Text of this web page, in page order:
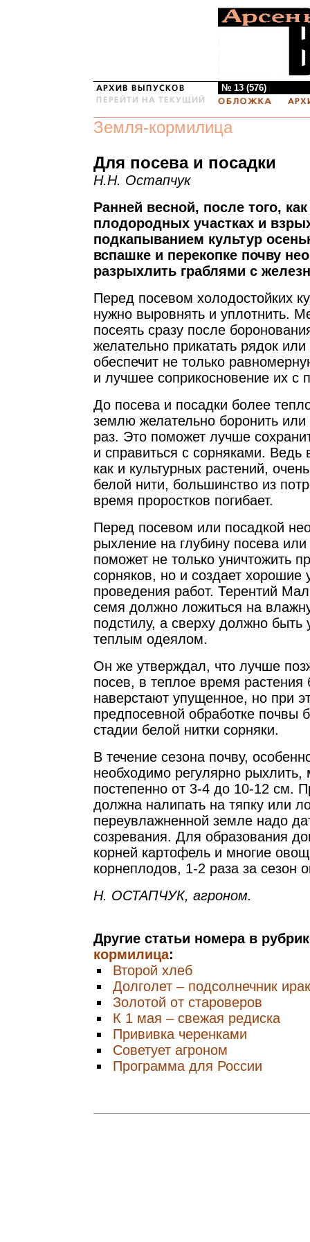
№ 13 (576)
Земля-кормилица
Для посева и посадки
Н.Н. Остапчук
Ранней весной, после того,
плодородных участках и
подкапыванием культур
вспашке и перекопке почву
разрыхлить граблями с
Перед посевом холодостойких
нужно выровнять и уплотнить.
посеять сразу после
желательно прикатать рядок или
обеспечит не только
и лучшее соприкосновение их с
До посева и посадки более
землю желательно боронить или
раз. Это поможет лучше
и справиться с сорняками. Ведь
как и культурных растений,
белой нити, большинство из
время проростков погибает.
Перед посевом или посадкой
рыхление на глубину посева или
поможет не только уничтожить
сорняков, но и создает хорошие
проведения работ. Терентий
семя должно ложиться на
подстилу, а сверху должно
теплым одеялом.
Он же утверждал, что лучше
посев, в теплое время растения
наверстают упущенное, но при
предпосевной обработке почвы
стадии белой нитки сорняки.
В течение сезона почву,
необходимо регулярно рыхлить,
постепенно от 3-4 до 10-12 см.
должна налипать на тяпку или
переувлажненной земле надо
созревания. Для образования
корней картофель и многие
корнеплодов, 1-2 раза за сезон
Н. ОСТАПЧУК, агроном.
Другие статьи номера в
кормилица:
Второй хлеб
Долголет – подсолнечник
Золотой от староверов
К 1 мая – свежая редиска
Прививка черенками
Советует агроном
Программа для России